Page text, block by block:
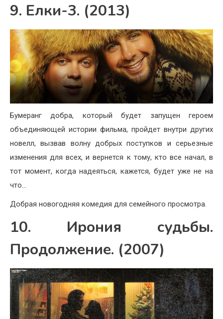
9. Елки-3. (2013)
Бумеранг добра, который будет запущен героем
объединяющей истории фильма, пройдет внутри других
новелл, вызвав волну добрых поступков и серьезные
изменения для всех, и вернется к тому, кто все начал, в
тот момент, когда надеяться, кажется, будет уже не на
что…
Добрая новогодняя комедия для семейного просмотра.
10. Ирония судьбы.
Продолжение. (2007)